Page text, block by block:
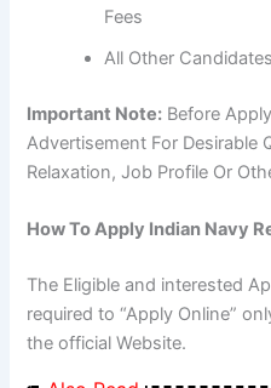
Fees
All Other
Important Note: Before
Advertisement For Desirable
Relaxation, Job Profile Or
How To Apply Indian Navy
The Eligible and interested
required to “Apply Online”
the official Website.